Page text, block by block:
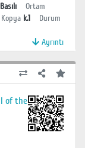
Basılı
Ortam
Kopya k.1
Durum
Ayrıntı
of the